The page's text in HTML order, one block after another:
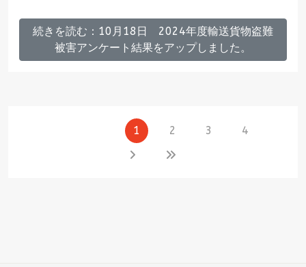
続きを読む：10月18日 2024年度輸送貨物盗難
被害アンケート結果をアップしました。
1 2 3 4